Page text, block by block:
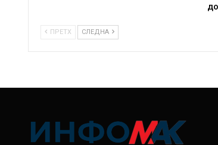
ПРЕТХ СЛЕДНА